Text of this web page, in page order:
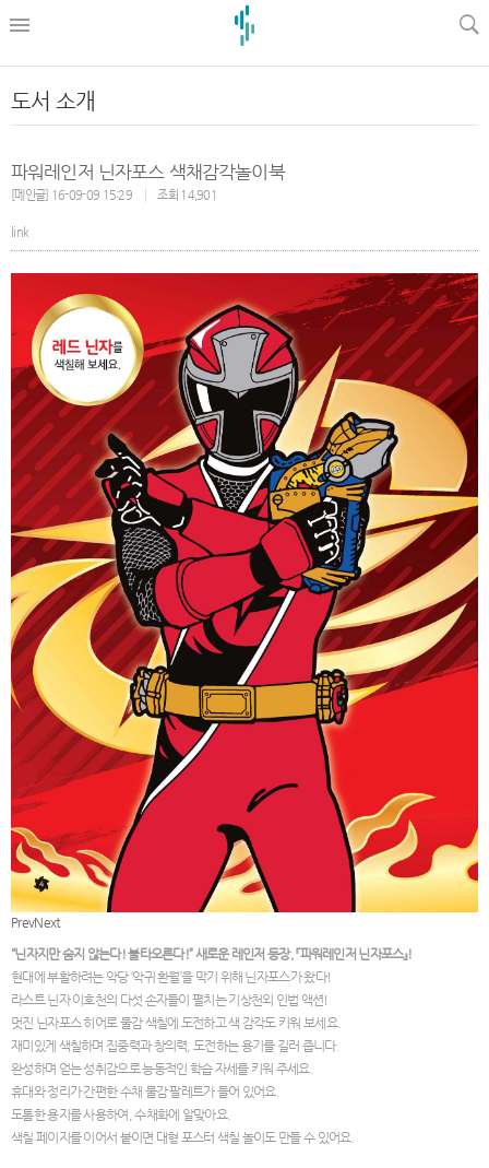
도서 소개
파워레인저 닌자포스 색채감각놀이북
[메인글] 16-09-09 15:29 조회 14,901
link
PrevNext
“닌자지만 숨지 않는다! 불타오른다!” 새로운 레인저 등장, 『파워레인저 닌자포스』!
현대에 부활하려는 악당 ‘악귀 환월’을 막기 위해 닌자포스가 왔다!
라스트 닌자 이호천의 다섯 손자들이 펼치는 기상천외 인법 액션!
멋진 닌자포스 히어로 물감 색칠에 도전하고 색 감각도 키워 보세요.
재미있게 색칠하며 집중력과 창의력, 도전하는 용기를 길러 줍니다.
완성하며 얻는 성취감으로 능동적인 학습 자세를 키워 주세요.
휴대와 정리가 간편한 수채 물감 팔레트가 들어 있어요.
도톰한 용지를 사용하여, 수채화에 알맞아요.
색칠 페이지를 이어서 붙이면 대형 포스터 색칠 놀이도 만들 수 있어요.